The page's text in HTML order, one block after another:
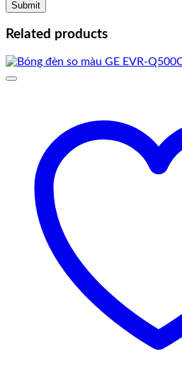
Related products